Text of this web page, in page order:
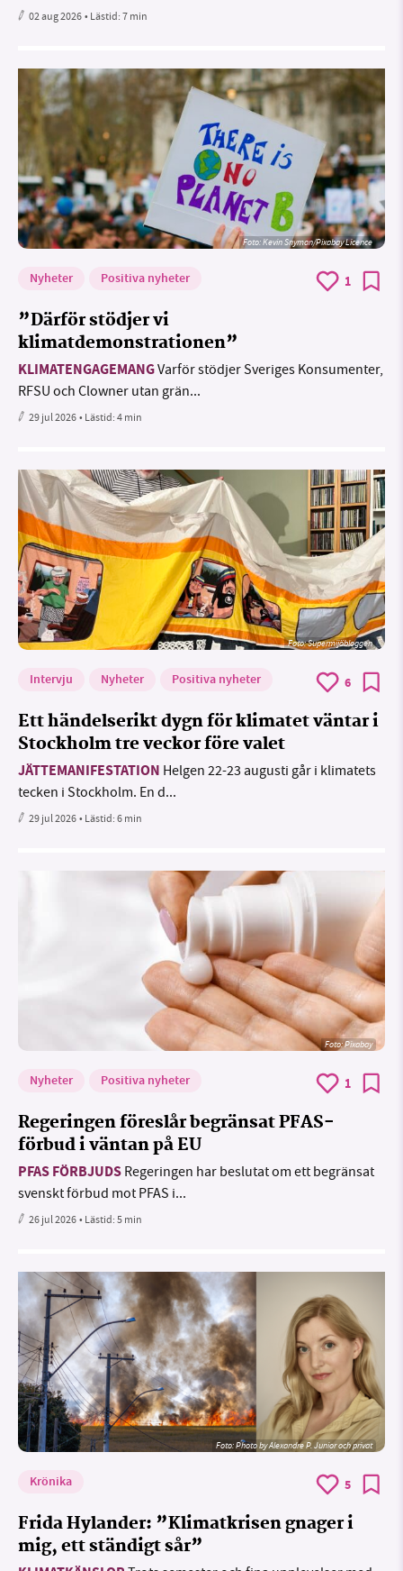
02 aug 2026• Lästid:7 min
Foto:Kevin Snyman/Pixabay Licence
Nyheter Positiva nyheter 1
”Därför stödjer vi
klimatdemonstrationen”
KLIMATENGAGEMANGVarför stödjer Sveriges Konsumenter,
RFSU och Clowner utan grän...
29 jul 2026• Lästid:4 min
Foto: Supermijöbloggen
Intervju Nyheter Positiva nyheter 6
Ett händelserikt dygn för klimatet väntar i
Stockholm tre veckor före valet
JÄTTEMANIFESTATION Helgen 22-23 augusti går i klimatets
tecken i Stockholm. En d...
29 jul 2026• Lästid:6 min
Foto:Pixabay
Nyheter Positiva nyheter 1
Regeringen föreslår begränsat PFAS-
förbud i väntan på EU
PFAS FÖRBJUDS Regeringen har beslutat om ett begränsat
svenskt förbud mot PFAS i...
26 jul 2026• Lästid:5 min
Foto:Photo by Alexandre P. Junior och privat
Krönika 5
Frida Hylander: ”Klimatkrisen gnager i
mig, ett ständigt sår”